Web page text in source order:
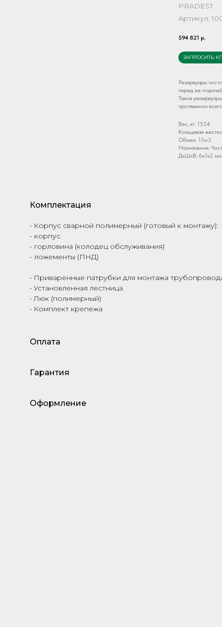
PRADEST
Артикул:
594 821 р.
ЗАПРОСИТЬ
Резервуары
перед ее
Такие
протяжении
Вес, кг: 1554
Кольцевая
Объем: 15м3
Назначение:
ДxШxВ: 6x1x2 мм
Комплектация
• Корпус сварной полимерный (готовый к монтажу):
- корпус
- горловина (колодец обслуживания)
- ложементы (ПНД)
• Приваренные патрубки для монтажа
• Установленная лестница
• Люк (полимерный)
• Комплект крепежа
Оплата
Гарантия
Оформление